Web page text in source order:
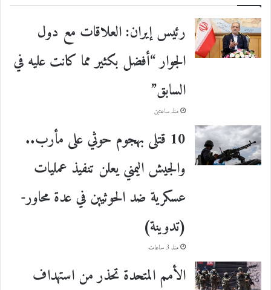
رئيس إيران: العلاقات مع دول
الجوار “أفضل بكثير مما كانت عليه في
السابق”
منذ ساعتين
10 قتلى بهجوم حوثي على مأرب..
والجيش اليمني يعلن تنفيذ عمليات
عسكرية ضد الحوثيين في عدة محاور-
(تدوينة)
منذ 3 ساعات
الأمم المتحدة تحذر من استهداف